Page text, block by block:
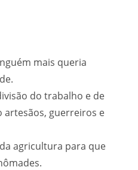
mais queria
do trabalho e de
artesãos, guerreiros e
agricultura para que